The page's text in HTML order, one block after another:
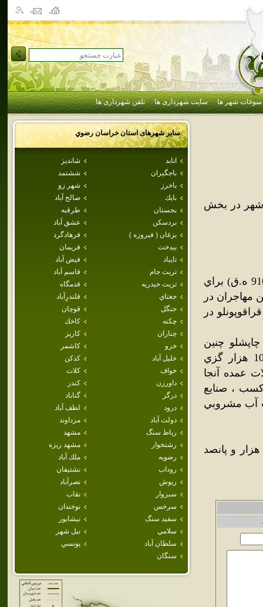
سوغات شهر ها سایت شهرداری ها تلفن شهرداری ها
سایر شهرهای استانخراسان رضوي
انابد
شانديز
باجگيران
ششتمد
باخرز
شهر زو
بايك
صالح آباد
بجستان
طرقبه
بردسكن
عشق آباد
بزغان ( فيروزه )
فرهادگرد
بيدخت
فريمان
تايباد
فيض آباد
تربت جام
قاسم آباد
تربت حيدريه
قدمگاه
جغتاي
قلندرِآباد
جنگل
قوچان
چکنه
كاخك
چناران
كاريز
خرو
كاشمر
خليل آباد
كدكن
خواف
كلات
داورزن
كندر
درگز
گناباد
درود
لطف آباد
دولت آباد
مزداوند
رباط سنگ
مشهد
رشتخوار
مشهد ريزه
رضويه
ملك آباد
روداب
نشتيفان
ريوش
نصرآباد
سبزوار
نقاب
سرخس
نوخندان
سفيد سنگ
نيشابور
سلامي
نيل شهر
سلطان آباد
يونسي
سنگان
شهر در بخش
کردهاي غرب ايران در قالب ايل بزرگ افشار در دوران صفويان (916 ه.ق) براي
مهاجران در
در
ايران (جلد 9) درباره چاپشلو چنين
مي‌نويسد: "قصبه مرکز بخش چاپشلو. شهرستان درگز واقع در 10 هزار گزي
سکنه . محصولات عمده آنجا
، صنايع
آب مشروبي
هفت هزار و پانصد